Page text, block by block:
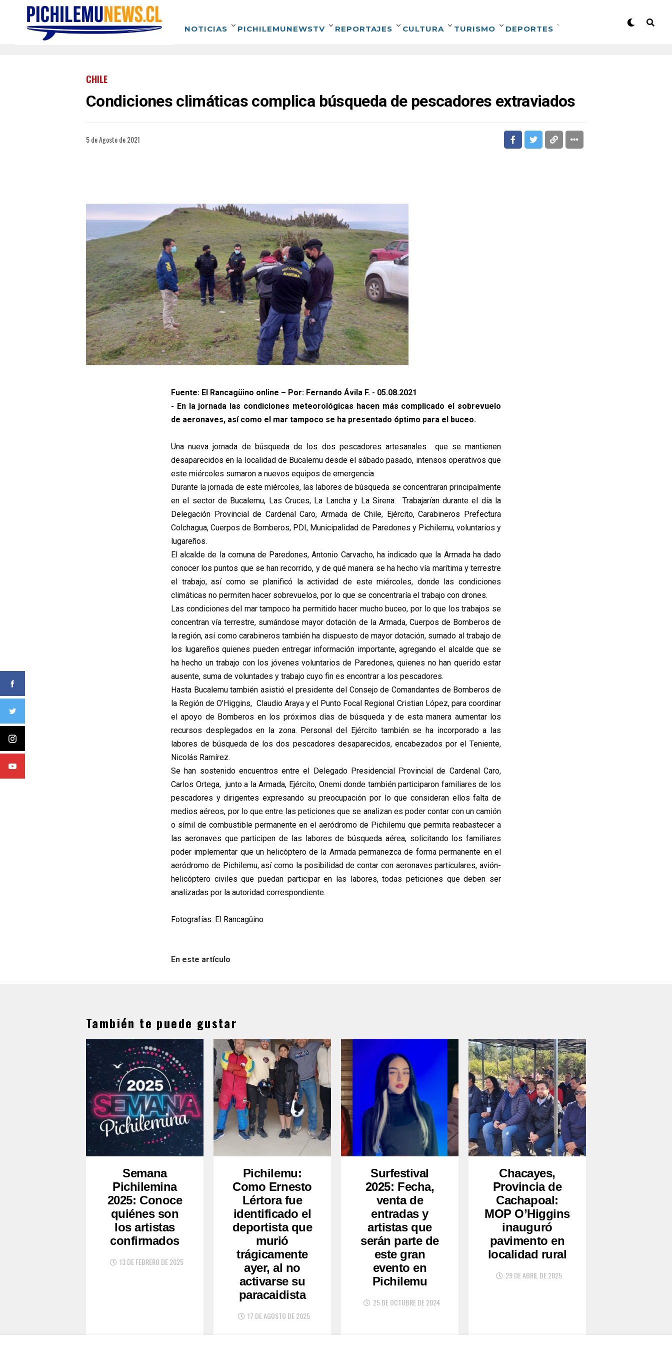
NOTICIAS PICHILEMUNEWSTV REPORTAJES CULTURA TURISMO DEPORTES
CHILE
Condiciones climáticas complica búsqueda de pescadores extraviados
5 de Agosto de 2021
Fuente: El Rancagüino online – Por: Fernando Ávila F. - 05.08.2021
- En la jornada las condiciones meteorológicas hacen más complicado el sobrevuelo
de aeronaves, así como el mar tampoco se ha presentado óptimo para el buceo.
Una nueva jornada de búsqueda de los dos pescadores artesanales que se mantienen
desaparecidos en la localidad de Bucalemu desde el sábado pasado, intensos operativos que
este miércoles sumaron a nuevos equipos de emergencia.
Durante la jornada de este miércoles, las labores de búsqueda se concentraran principalmente
en el sector de Bucalemu, Las Cruces, La Lancha y La Sirena. Trabajarían durante el día la
Delegación Provincial de Cardenal Caro, Armada de Chile, Ejército, Carabineros Prefectura
Colchagua, Cuerpos de Bomberos, PDI, Municipalidad de Paredones y Pichilemu, voluntarios y
lugareños.
El alcalde de la comuna de Paredones, Antonio Carvacho, ha indicado que la Armada ha dado
conocer los puntos que se han recorrido, y de qué manera se ha hecho vía marítima y terrestre
el trabajo, así como se planificó la actividad de este miércoles, donde las condiciones
climáticas no permiten hacer sobrevuelos, por lo que se concentraría el trabajo con drones.
Las condiciones del mar tampoco ha permitido hacer mucho buceo, por lo que los trabajos se
concentran vía terrestre, sumándose mayor dotación de la Armada, Cuerpos de Bomberos de
la región, así como carabineros también ha dispuesto de mayor dotación, sumado al trabajo de
los lugareños quienes pueden entregar información importante, agregando el alcalde que se
ha hecho un trabajo con los jóvenes voluntarios de Paredones, quienes no han querido estar
ausente, suma de voluntades y trabajo cuyo fin es encontrar a los pescadores.
Hasta Bucalemu también asistió el presidente del Consejo de Comandantes de Bomberos de
la Región de O’Higgins, Claudio Araya y el Punto Focal Regional Cristian López, para coordinar
el apoyo de Bomberos en los próximos días de búsqueda y de esta manera aumentar los
recursos desplegados en la zona. Personal del Ejército también se ha incorporado a las
labores de búsqueda de los dos pescadores desaparecidos, encabezados por el Teniente,
Nicolás Ramírez.
Se han sostenido encuentros entre el Delegado Presidencial Provincial de Cardenal Caro,
Carlos Ortega, junto a la Armada, Ejército, Onemi donde también participaron familiares de los
pescadores y dirigentes expresando su preocupación por lo que consideran ellos falta de
medios aéreos, por lo que entre las peticiones que se analizan es poder contar con un camión
o símil de combustible permanente en el aeródromo de Pichilemu que permita reabastecer a
las aeronaves que participen de las labores de búsqueda aérea, solicitando los familiares
poder implementar que un helicóptero de la Armada permanezca de forma permanente en el
aeródromo de Pichilemu, así como la posibilidad de contar con aeronaves particulares, avión-
helicóptero civiles que puedan participar en las labores, todas peticiones que deben ser
analizadas por la autoridad correspondiente.
Fotografías: El Rancagüino
En este artículo
También te puede gustar
Semana
Pichilemina
2025: Conoce
quiénes son
los artistas
confirmados
13 DE FEBRERO DE 2025
Pichilemu:
Como Ernesto
Lértora fue
identificado el
deportista que
murió
trágicamente
ayer, al no
activarse su
paracaidista
17 DE AGOSTO DE 2025
Surfestival
2025: Fecha,
venta de
entradas y
artistas que
serán parte de
este gran
evento en
Pichilemu
25 DE OCTUBRE DE 2024
Chacayes,
Provincia de
Cachapoal:
MOP O’Higgins
inauguró
pavimento en
localidad rural
29 DE ABRIL DE 2025